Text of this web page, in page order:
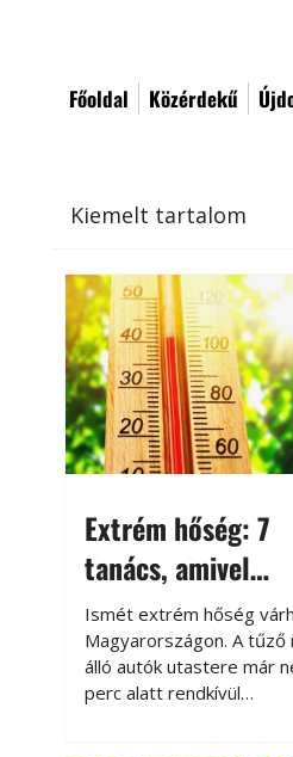
Főoldal Közérdekű
Kiemelt tartalom
Extrém hőség: 7
tanács, amivel
megóvhatjuk
autónkat a nyári
károktól
Ismét extrém hőség
Magyarországon. A tűző
álló autók utastere már
perc alatt rendkívül